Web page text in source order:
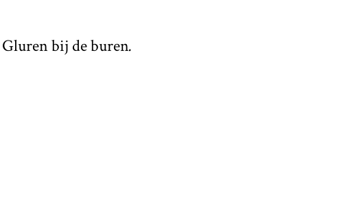
Gluren bij de buren.